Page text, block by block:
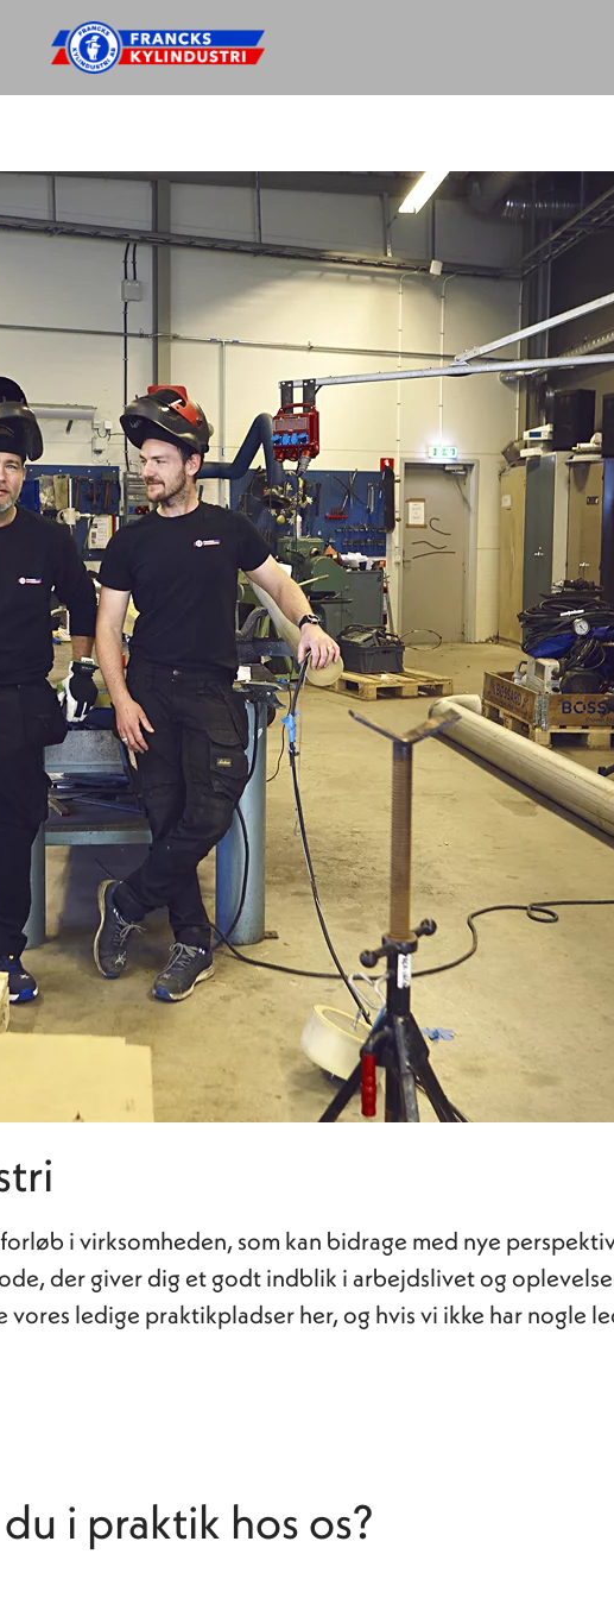
i virksomheden, som kan bidrage med nye
der giver dig et godt indblik i arbejdslivet og
ledige praktikpladser her, og hvis vi ikke har nogle
i praktik hos os?